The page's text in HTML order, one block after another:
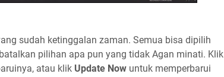
sudah ketinggalan zaman. Semua bisa dipilih
pilihan apa pun yang tidak Agan minati. Klik
atau klik Update Now untuk memperbarui